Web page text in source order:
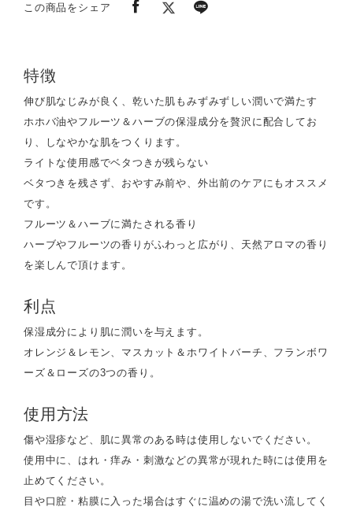
この商品をシェア
特徴
伸び肌なじみが良く、乾いた肌もみずみずしい潤いで満たす
ホホバ油やフルーツ＆ハーブの保湿成分を贅沢に配合してお
り、しなやかな肌をつくります。
ライトな使用感でベタつきが残らない
ベタつきを残さず、おやすみ前や、外出前のケアにもオススメ
です。
フルーツ＆ハーブに満たされる香り
ハーブやフルーツの香りがふわっと広がり、天然アロマの香り
を楽しんで頂けます。
利点
保湿成分により肌に潤いを与えます。
オレンジ＆レモン、マスカット＆ホワイトバーチ、フランボワ
ーズ＆ローズの3つの香り。
使用方法
傷や湿疹など、肌に異常のある時は使用しないでください。
使用中に、はれ・痒み・刺激などの異常が現れた時には使用を
止めてください。
目や口腔・粘膜に入った場合はすぐに温めの湯で洗い流してく